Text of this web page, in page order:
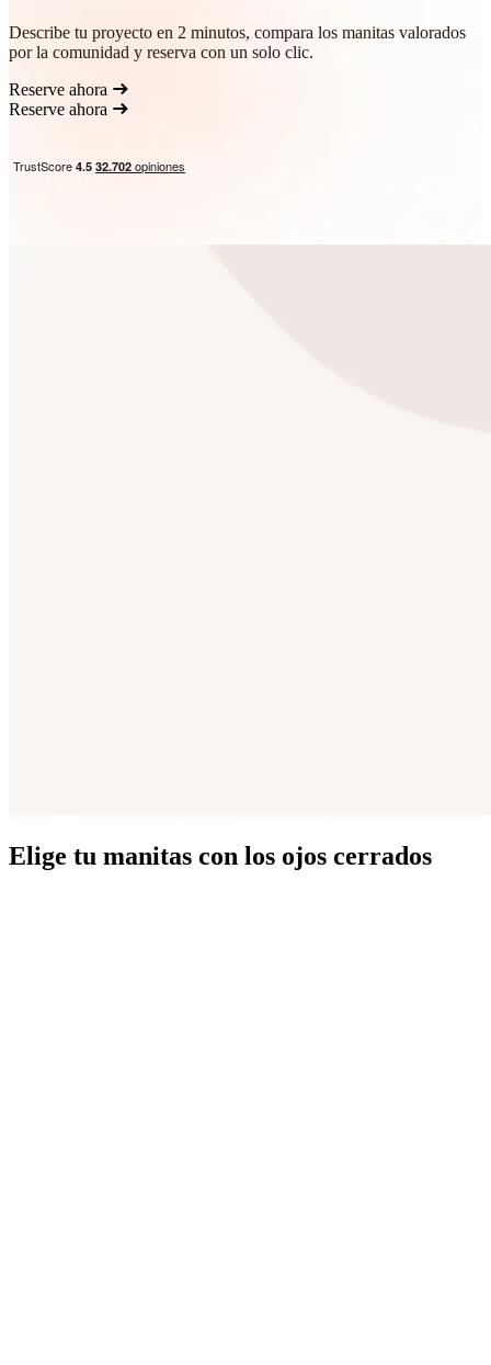
Describe tu proyecto en 2 minutos, compara los manitas valorados
por la comunidad y reserva con un solo clic.
Reserve ahora
Reserve ahora
Elige tu manitas con los ojos cerrados